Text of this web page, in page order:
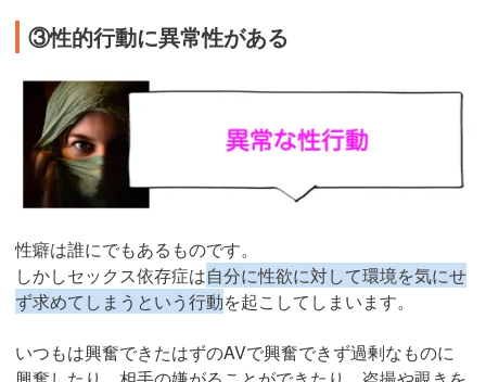
③性的行動に異常性がある
性癖は誰にでもあるものです。
しかしセックス依存症は自分に性欲に対して環境を気にせ
ず求めてしまうという行動を起こしてしまいます。
いつもは興奮できたはずのAVで興奮できず過剰なものに